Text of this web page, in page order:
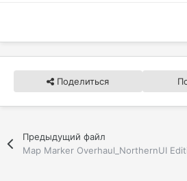
Поделиться
Предыдущий файл
Map Marker Overhaul_NorthernUI